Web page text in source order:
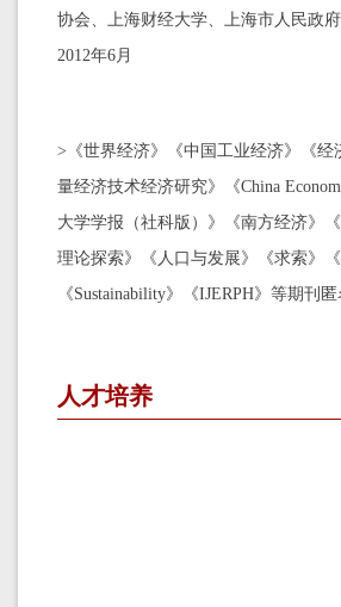
协会、上海财经大学、上海市人民政
2012年6月
>《世界经济》《中国工业经济》《经
量经济技术经济研究》《China
大学学报（社科版）》《南方经济》
理论探索》《人口与发展》《求索》《
《Sustainability》《IJERPH》等期刊匿
人才培养